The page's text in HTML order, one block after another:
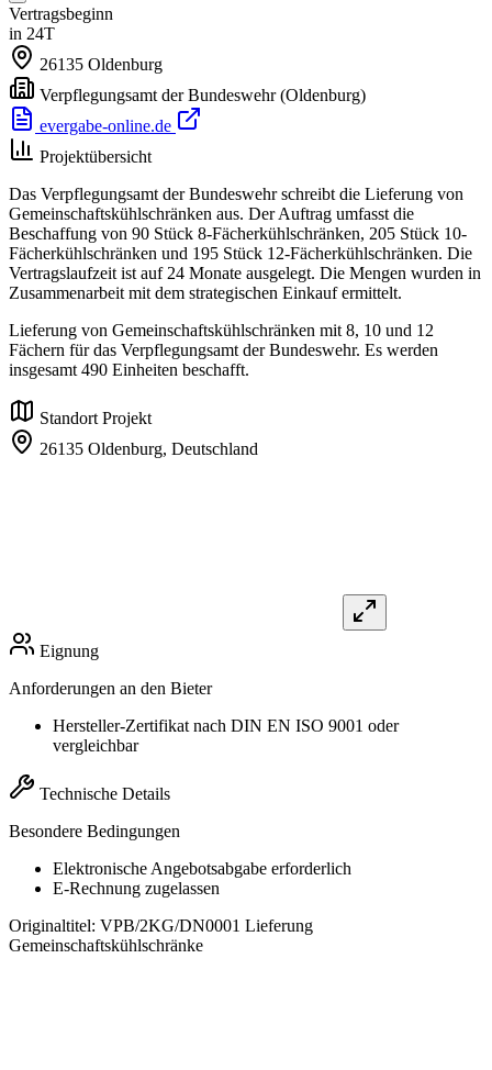
Vertragsbeginn
in 24T
26135 Oldenburg
Verpflegungsamt der Bundeswehr (Oldenburg)
evergabe-online.de
Projektübersicht
Das Verpflegungsamt der Bundeswehr schreibt die Lieferung von
Gemeinschaftskühlschränken aus. Der Auftrag umfasst die
Beschaffung von 90 Stück 8-Fächerkühlschränken, 205 Stück 10-
Fächerkühlschränken und 195 Stück 12-Fächerkühlschränken. Die
Vertragslaufzeit ist auf 24 Monate ausgelegt. Die Mengen wurden in
Zusammenarbeit mit dem strategischen Einkauf ermittelt.
Lieferung von Gemeinschaftskühlschränken mit 8, 10 und 12
Fächern für das Verpflegungsamt der Bundeswehr. Es werden
insgesamt 490 Einheiten beschafft.
Standort Projekt
26135 Oldenburg, Deutschland
Eignung
Anforderungen an den Bieter
Hersteller-Zertifikat nach DIN EN ISO 9001 oder
vergleichbar
Technische Details
Besondere Bedingungen
Elektronische Angebotsabgabe erforderlich
E-Rechnung zugelassen
Originaltitel: VPB/2KG/DN0001 Lieferung
Gemeinschaftskühlschränke